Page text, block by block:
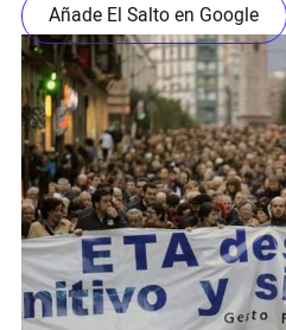
Añade El Salto en Google